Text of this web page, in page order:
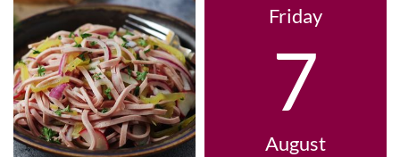
Friday
7
August